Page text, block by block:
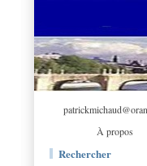
À propos
Rechercher